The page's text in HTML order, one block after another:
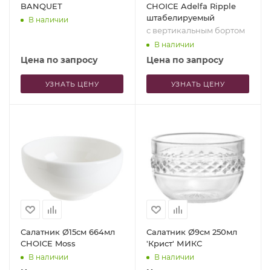
BANQUET
В наличии
Цена по запросу
УЗНАТЬ ЦЕНУ
CHOICE Adelfa Ripple
штабелируемый
с вертикальным бортом
В наличии
Цена по запросу
УЗНАТЬ ЦЕНУ
Салатник Ø15см 664мл
CHOICE Moss
В наличии
Салатник Ø9см 250мл
'Крист' МИКС
В наличии